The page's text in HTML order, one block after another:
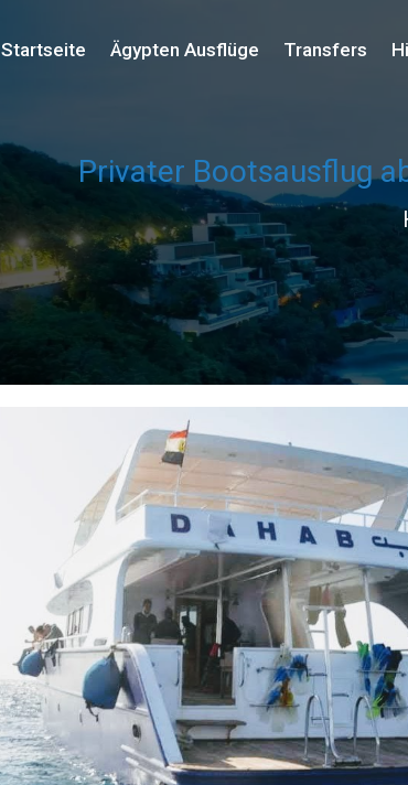
Startseite Ägypten Ausflüge Transfers
Privater Bootsausflug